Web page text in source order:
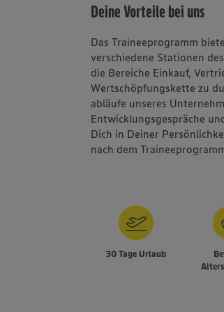
Deine Vorteile bei uns
Das Traineeprogramm
verschiedene Stationen
die Bereiche Einkauf,
Wertschöpfungskette zu
abläufe unseres
Entwicklungsgespräche
Dich in Deiner
nach dem
30 Tage Urlaub